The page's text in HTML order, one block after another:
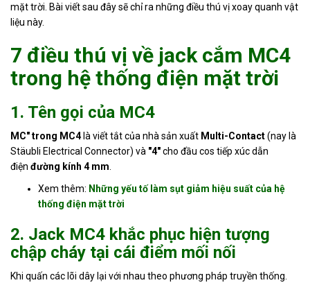
Tin
đáp
Tài
Liên
hệ
Tuyển
mặt trời. Bài viết sau đây sẽ chỉ ra những điều thú vị xoay quanh vật
liệu này.
7 điều thú vị về jack cắm MC4
trong hệ thống điện mặt trời
1. Tên gọi của MC4
MC" trong MC4là viết tắt của nhà sản xuất Multi-Contact(nay là
Stäubli Electrical Connector) và "4"cho đầu cos tiếp xúc dẫn
điện đường kính 4 mm
Xem thêm: Những yếu tố làm sụt giảm hiệu suất của hệ
thống điện mặt trời
2. Jack MC4 khắc phục hiện tượng
chập cháy tại cái điểm mối nối
Khi quấn các lõi dây lại với nhau theo phương pháp truyền thống.